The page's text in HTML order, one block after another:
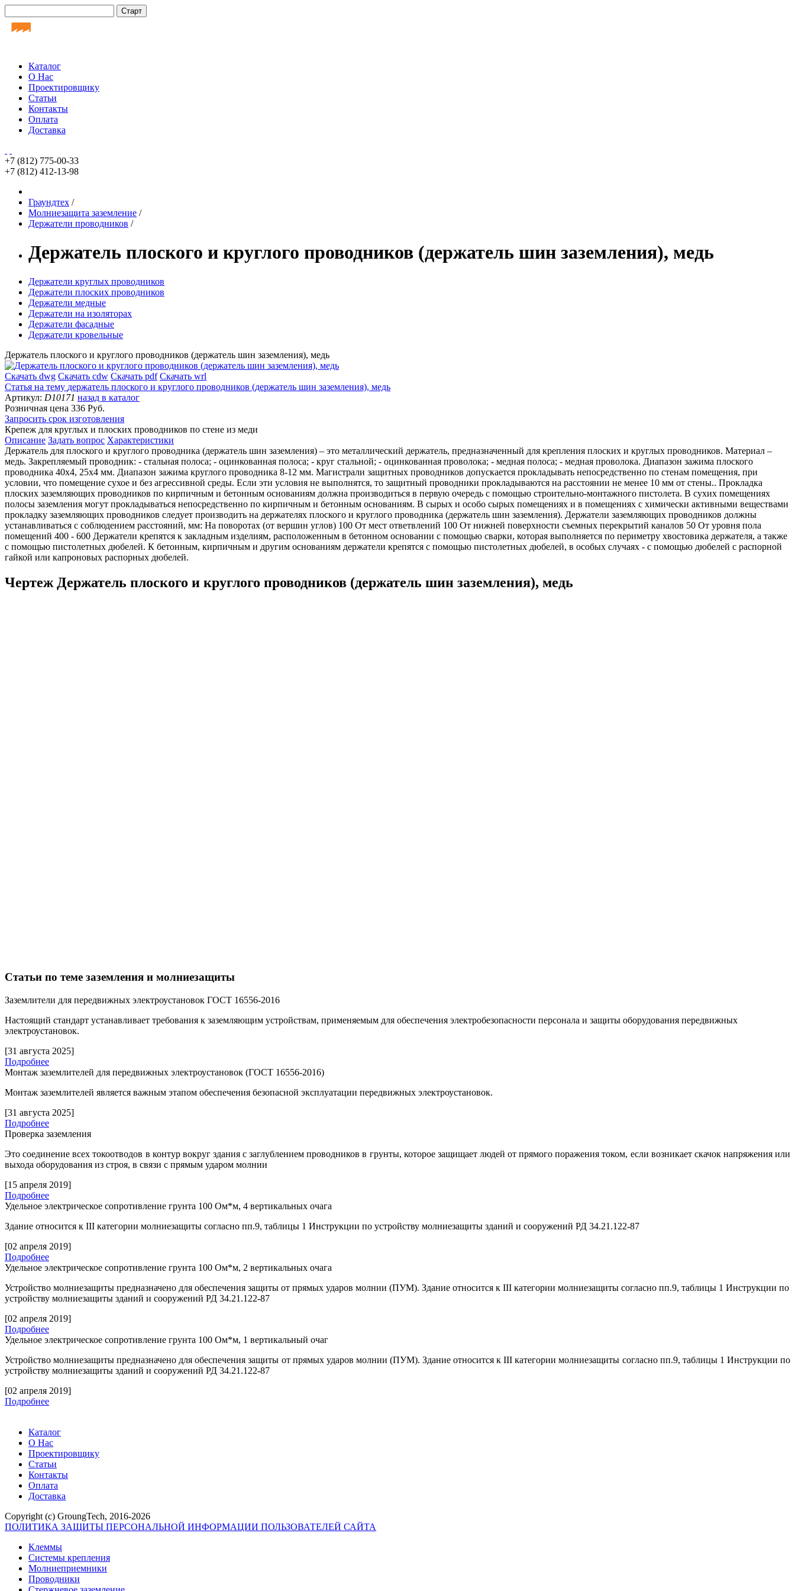
Каталог
О Нас
Проектировщику
Статьи
Контакты
Оплата
Доставка
+7 (812) 775-00-33
+7 (812) 412-13-98
Граундтех /
Молниезащита заземление /
Держатели проводников /
Держатель плоского и круглого проводников (держатель шин заземления), медь
Держатели круглых проводников
Держатели плоских проводников
Держатели медные
Держатели на изоляторах
Держатели фасадные
Держатели кровельные
Держатель плоского и круглого проводников (держатель шин заземления), медь
Скачать dwg Скачать cdw Скачать pdf Скачать wrl
Статья на тему держатель плоского и круглого проводников (держатель шин заземления), медь
Артикул: D10171 назад в каталог
Розничная цена 336 Руб.
Запросить срок изготовления
Крепеж для круглых и плоских проводников по стене из меди
Описание Задать вопрос Характеристики
Держатель для плоского и круглого проводника (держатель шин заземления) – это металлический держатель, предназначенный для крепления плоских и круглых проводников. Материал –
медь. Закрепляемый проводник: - стальная полоса; - оцинкованная полоса; - круг стальной; - оцинкованная проволока; - медная полоса; - медная проволока. Диапазон зажима плоского
проводника 40х4, 25х4 мм. Диапазон зажима круглого проводника 8-12 мм. Магистрали защитных проводников допускается прокладывать непосредственно по стенам помещения, при
условии, что помещение сухое и без агрессивной среды. Если эти условия не выполнятся, то защитный проводники прокладываются на расстоянии не менее 10 мм от стены.. Прокладка
плоских заземляющих проводников по кирпичным и бетонным основаниям должна производиться в первую очередь с помощью строительно-монтажного пистолета. В сухих помещениях
полосы заземления могут прокладываться непосредственно по кирпичным и бетонным основаниям. В сырых и особо сырых помещениях и в помещениях с химически активными веществами
прокладку заземляющих проводников следует производить на держателях плоского и круглого проводника (держатель шин заземления). Держатели заземляющих проводников должны
устанавливаться с соблюдением расстояний, мм: На поворотах (от вершин углов) 100 От мест ответвлений 100 От нижней поверхности съемных перекрытий каналов 50 От уровня пола
помещений 400 - 600 Держатели крепятся к закладным изделиям, расположенным в бетонном основании с помощью сварки, которая выполняется по периметру хвостовика держателя, а также
с помощью пистолетных дюбелей. К бетонным, кирпичным и другим основаниям держатели крепятся с помощью пистолетных дюбелей, в особых случаях - с помощью дюбелей с распорной
гайкой или капроновых распорных дюбелей.
Чертеж Держатель плоского и круглого проводников (держатель шин заземления), медь
Статьи по теме заземления и молниезащиты
Заземлители для передвижных электроустановок ГОСТ 16556-2016
Настоящий стандарт устанавливает требования к заземляющим устройствам, применяемым для обеспечения электробезопасности персонала и защиты оборудования передвижных
электроустановок.
[31 августа 2025]
Подробнее
Монтаж заземлителей для передвижных электроустановок (ГОСТ 16556-2016)
Монтаж заземлителей является важным этапом обеспечения безопасной эксплуатации передвижных электроустановок.
[31 августа 2025]
Подробнее
Проверка заземления
Это соединение всех токоотводов в контур вокруг здания с заглублением проводников в грунты, которое защищает людей от прямого поражения током, если возникает скачок напряжения или
выхода оборудования из строя, в связи с прямым ударом молнии
[15 апреля 2019]
Подробнее
Удельное электрическое сопротивление грунта 100 Ом*м, 4 вертикальных очага
Здание относится к III категории молниезащиты согласно пп.9, таблицы 1 Инструкции по устройству молниезащиты зданий и сооружений РД 34.21.122-87
[02 апреля 2019]
Подробнее
Удельное электрическое сопротивление грунта 100 Ом*м, 2 вертикальных очага
Устройство молниезащиты предназначено для обеспечения защиты от прямых ударов молнии (ПУМ). Здание относится к III категории молниезащиты согласно пп.9, таблицы 1 Инструкции по
устройству молниезащиты зданий и сооружений РД 34.21.122-87
[02 апреля 2019]
Подробнее
Удельное электрическое сопротивление грунта 100 Ом*м, 1 вертикальный очаг
Устройство молниезащиты предназначено для обеспечения защиты от прямых ударов молнии (ПУМ). Здание относится кIII категории молниезащиты согласно пп.9, таблицы 1 Инструкции по
устройству молниезащиты зданий и сооружений РД 34.21.122-87
[02 апреля 2019]
Подробнее
Каталог
О Нас
Проектировщику
Статьи
Контакты
Оплата
Доставка
Copyright (c) GroungTech, 2016-2026
ПОЛИТИКА ЗАЩИТЫ ПЕРСОНАЛЬНОЙ ИНФОРМАЦИИ ПОЛЬЗОВАТЕЛЕЙ САЙТА
Клеммы
Системы крепления
Молниеприемники
Проводники